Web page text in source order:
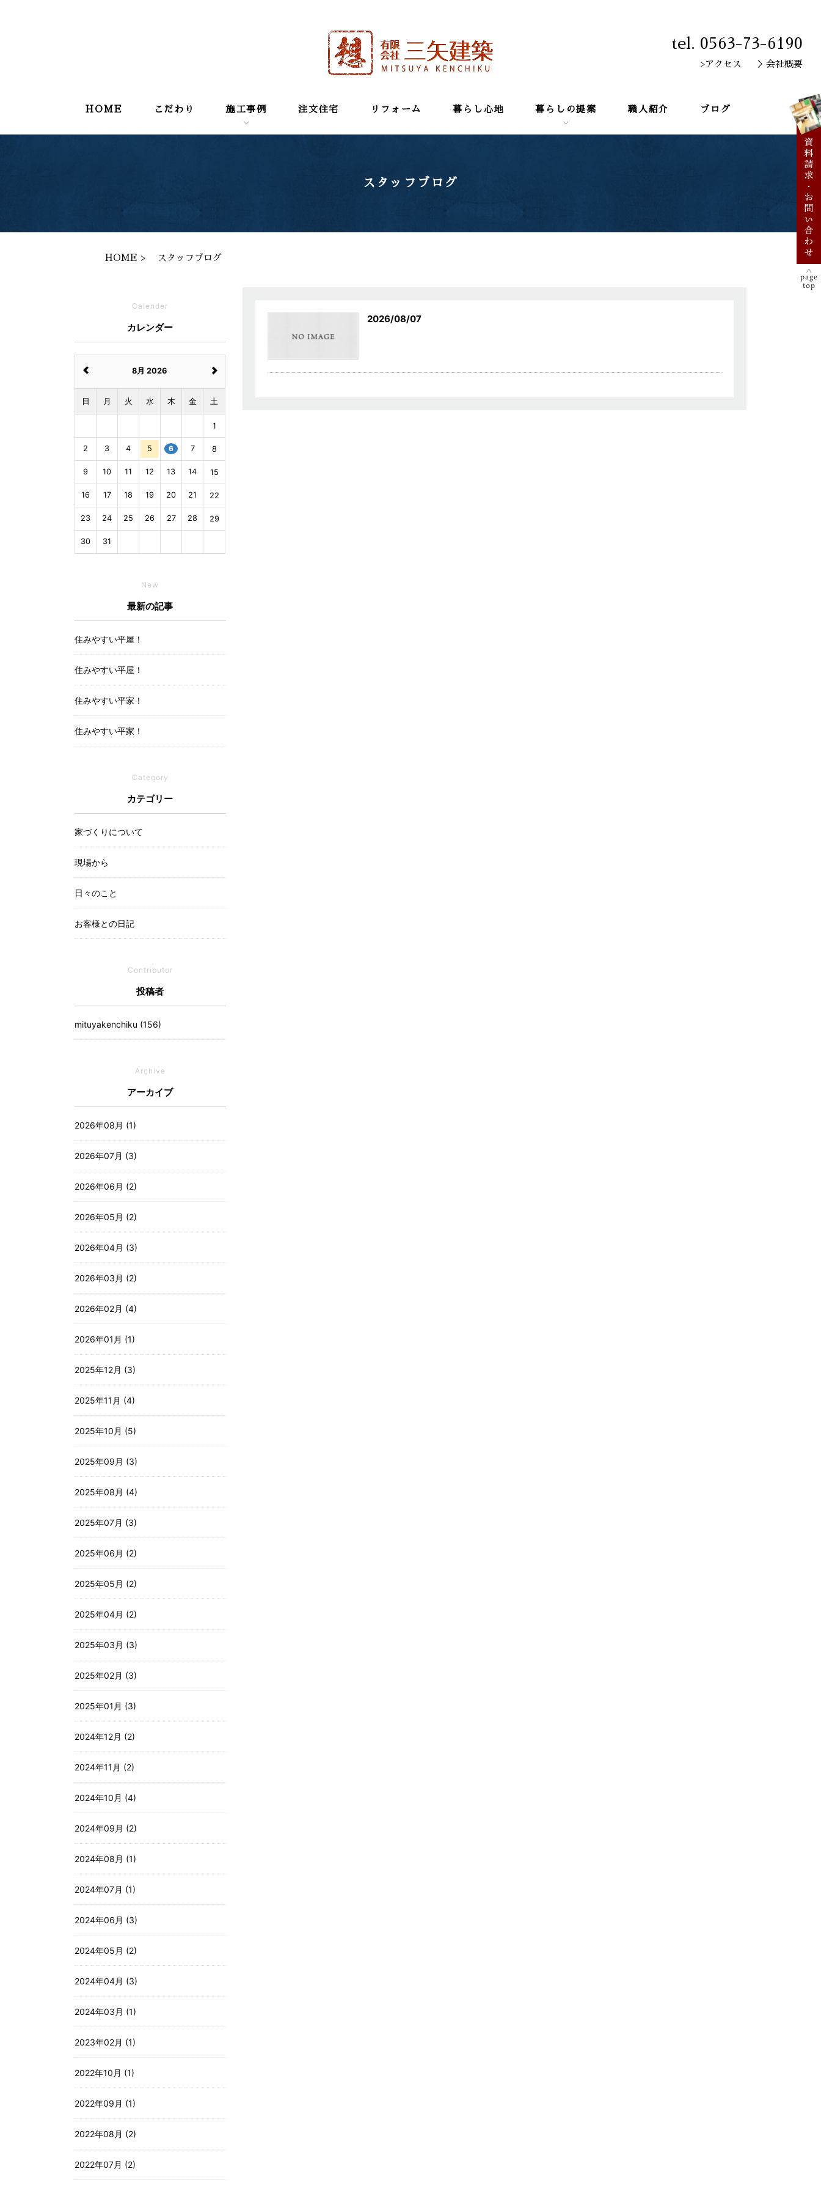
tel. 0563-73-6190
>アクセス ＞会社概要
HOME こだわり 施工事例 注文住宅 リフォーム 暮らし心地 暮らしの提案 職人紹介 ブログ
スタッフブログ
HOME スタッフブログ
2026/08/07
Calender
カレンダー
8月 2026
日 月 火 水 木 金 土
1
2 3 4 5 6 7 8
9 10 11 12 13 14 15
16 17 18 19 20 21 22
23 24 25 26 27 28 29
30 31
New
最新の記事
住みやすい平屋！
住みやすい平屋！
住みやすい平家！
住みやすい平家！
Category
カテゴリー
家づくりについて
現場から
日々のこと
お客様との日記
Contributor
投稿者
mituyakenchiku (156)
Archive
アーカイブ
2026年08月 (1)
2026年07月 (3)
2026年06月 (2)
2026年05月 (2)
2026年04月 (3)
2026年03月 (2)
2026年02月 (4)
2026年01月 (1)
2025年12月 (3)
2025年11月 (4)
2025年10月 (5)
2025年09月 (3)
2025年08月 (4)
2025年07月 (3)
2025年06月 (2)
2025年05月 (2)
2025年04月 (2)
2025年03月 (3)
2025年02月 (3)
2025年01月 (3)
2024年12月 (2)
2024年11月 (2)
2024年10月 (4)
2024年09月 (2)
2024年08月 (1)
2024年07月 (1)
2024年06月 (3)
2024年05月 (2)
2024年04月 (3)
2024年03月 (1)
2023年02月 (1)
2022年10月 (1)
2022年09月 (1)
2022年08月 (2)
2022年07月 (2)